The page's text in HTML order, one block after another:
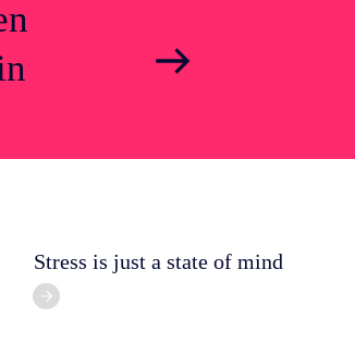
Stress is just a state of mind